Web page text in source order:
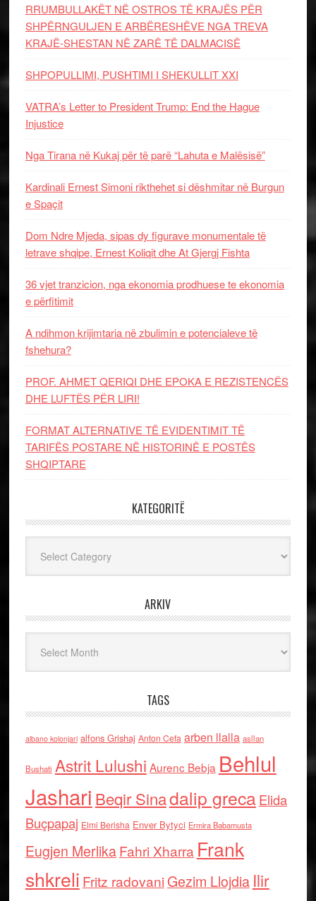
RRUMBULLAKËT NË OSTROS TË KRAJËS PËR
SHPËRNGULJEN E ARBËRESHËVE NGA TREVA
KRAJË-SHESTAN NË ZARË TË DALMACISË
SHPOPULLIMI, PUSHTIMI I SHEKULLIT XXI
VATRA’s Letter to President Trump: End the Hague
Injustice
Nga Tirana në Kukaj për të parë “Lahuta e Malësisë”
Kardinali Ernest Simoni rikthehet si dëshmitar në Burgun
e Spaçit
Dom Ndre Mjeda, sipas dy figurave monumentale të
letrave shqipe, Ernest Koliqit dhe At Gjergj Fishta
36 vjet tranzicion, nga ekonomia prodhuese te ekonomia
e përfitimit
A ndihmon krijimtaria në zbulimin e potencialeve të
fshehura?
PROF. AHMET QERIQI DHE EPOKA E REZISTENCЁS
DHE LUFTЁS PЁR LIRI!
FORMAT ALTERNATIVE TË EVIDENTIMIT TË
TARIFËS POSTARE NË HISTORINË E POSTËS
SHQIPTARE
KATEGORITË
ARKIV
TAGS
albano kolonjari alfons Grishaj Anton Cefa arben llalla asllan
Bushati Astrit Lulushi Aurenc Bebja Behlul
Jashari Beqir Sinadalip grecaElida
Buçpapaj Elmi Berisha Enver Bytyci Ermira Babamusta
Eugjen MerlikaFahri Xharra Frank
shkreli Fritz radovaniGezim Llojdia Ilir